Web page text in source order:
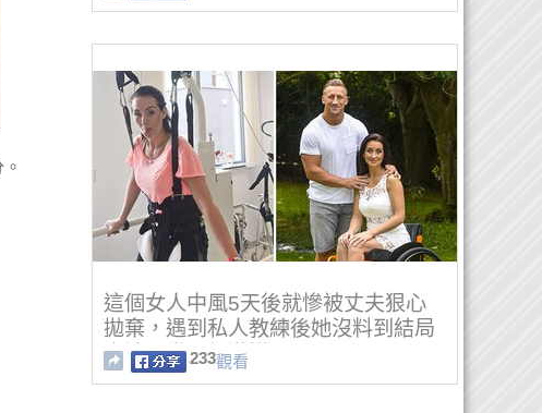
這個女人中風5天後就慘被丈夫狠心
拋棄，遇到私人教練後她沒料到結局
會讓全世界都激讚！
233觀看